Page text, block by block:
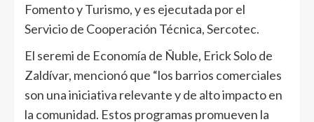
Fomento y Turismo, y es ejecutada por el
Servicio de Cooperación Técnica, Sercotec.
El seremi de Economía de Ñuble, Erick Solo de
Zaldívar, mencionó que “los barrios comerciales
son una iniciativa relevante y de alto impacto en
la comunidad. Estos programas promueven la